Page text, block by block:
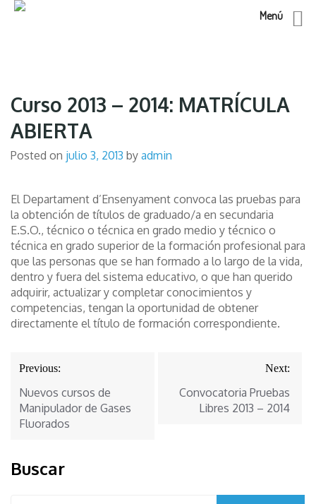
Curso 2013 – 2014: MATRÍCULA
ABIERTA
Posted on julio 3, 2013 by admin
El Departament d’Ensenyament convoca las pruebas para
la obtención de títulos de graduado/a en secundaria
E.S.O., técnico o técnica en grado medio y técnico o
técnica en grado superior de la formación profesional para
que las personas que se han formado a lo largo de la vida,
dentro y fuera del sistema educativo, o que han querido
adquirir, actualizar y completar conocimientos y
competencias, tengan la oportunidad de obtener
directamente el título de formación correspondiente.
Navegación
de
entradas
Previous:
Nuevos cursos de
Manipulador de Gases
Fluorados
Next:
Convocatoria Pruebas
Libres 2013 – 2014
Buscar
Menú